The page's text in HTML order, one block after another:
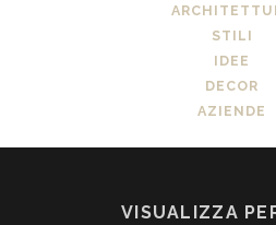
STILI
IDEE
DECOR
AZIENDE
VISUALIZZA